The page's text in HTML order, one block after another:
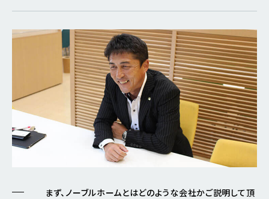
まず、ノーブルホームとはどのような会社かご説明して頂